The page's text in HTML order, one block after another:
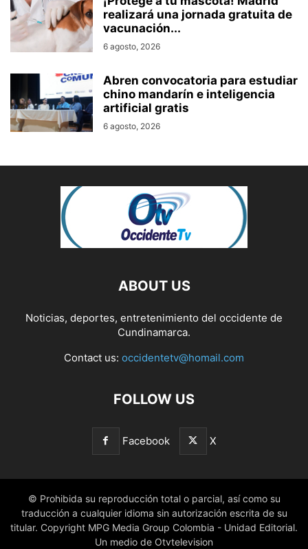
realizará una jornada gratuita de
vacunación...
6 agosto, 2026
Abren convocatoria para estudiar
chino mandarín e inteligencia
artificial gratis
6 agosto, 2026
ABOUT US
Noticias, deportes, entretenimiento del occidente de
Cundinamarca.
Contact us: occidentetv@homail.com
FOLLOW US
Facebook X
© Prohibida su reproducción total o parcial, así como su
traducción a cualquier idioma sin autorización escrita de su
titular. Copyright MPG Media Group Colombia - Unidad Editorial.
Un medio de Otvtelevision